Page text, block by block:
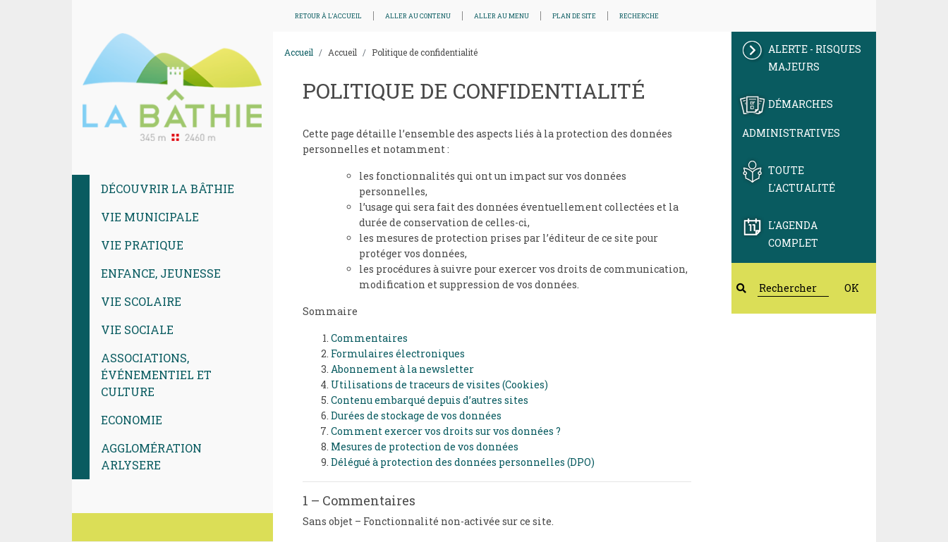
RETOUR À L'ACCUEIL ALLER AU CONTENU ALLER AU MENU PLAN DE SITE RECHERCHE
DÉCOUVRIR LA BÂTHIE
VIE MUNICIPALE
VIE PRATIQUE
ENFANCE, JEUNESSE
VIE SCOLAIRE
VIE SOCIALE
ASSOCIATIONS,
ÉVÉNEMENTIEL ET
CULTURE
ECONOMIE
AGGLOMÉRATION
ARLYSERE
Accueil Accueil Politique de confidentialité
POLITIQUE DE CONFIDENTIALITÉ
Cette page détaille l’ensemble des aspects liés à la protection des données
personnelles et notamment :
les fonctionnalités qui ont un impact sur vos données
personnelles,
l’usage qui sera fait des données éventuellement collectées et la
durée de conservation de celles-ci,
les mesures de protection prises par l’éditeur de ce site pour
protéger vos données,
les procédures à suivre pour exercer vos droits de communication,
modification et suppression de vos données.
Sommaire
Commentaires
Formulaires électroniques
Abonnement à la newsletter
Utilisations de traceurs de visites (Cookies)
Contenu embarqué depuis d’autres sites
Durées de stockage de vos données
Comment exercer vos droits sur vos données ?
Mesures de protection de vos données
Délégué à protection des données personnelles (DPO)
1 – Commentaires
Sans objet – Fonctionnalité non-activée sur ce site.
ALERTE - RISQUES
MAJEURS
DÉMARCHES
ADMINISTRATIVES
TOUTE
L'ACTUALITÉ
L'AGENDA
COMPLET
OK